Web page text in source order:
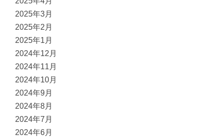
2025年3月
2025年2月
2025年1月
2024年12月
2024年11月
2024年10月
2024年9月
2024年8月
2024年7月
2024年6月